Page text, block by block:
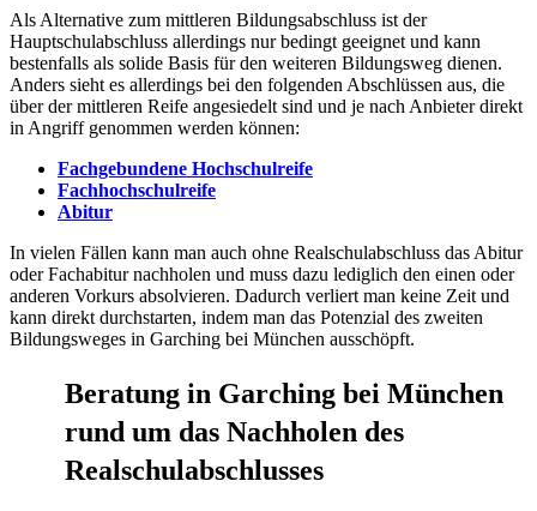
Als Alternative zum mittleren Bildungsabschluss ist der
Hauptschulabschluss allerdings nur bedingt geeignet und kann
bestenfalls als solide Basis für den weiteren Bildungsweg dienen.
Anders sieht es allerdings bei den folgenden Abschlüssen aus, die
über der mittleren Reife angesiedelt sind und je nach Anbieter direkt
in Angriff genommen werden können:
Fachgebundene Hochschulreife
Fachhochschulreife
Abitur
In vielen Fällen kann man auch ohne Realschulabschluss das Abitur
oder Fachabitur nachholen und muss dazu lediglich den einen oder
anderen Vorkurs absolvieren. Dadurch verliert man keine Zeit und
kann direkt durchstarten, indem man das Potenzial des zweiten
Bildungsweges in Garching bei München ausschöpft.
Beratung in Garching bei München
rund um das Nachholen des
Realschulabschlusses